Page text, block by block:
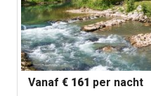
Vanaf€ 161 per nacht